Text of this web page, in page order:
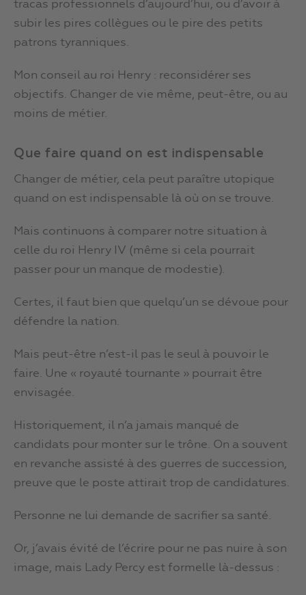
tracas professionnels d’aujourd’hui, ou d’avoir à
subir les pires collègues ou le pire des petits
patrons tyranniques.
Mon conseil au roi Henry : reconsidérer ses
objectifs. Changer de vie même, peut-être, ou au
moins de métier.
Que faire quand on est indispensable
Changer de métier, cela peut paraître utopique
quand on est indispensable là où on se trouve.
Mais continuons à comparer notre situation à
celle du roi Henry IV (même si cela pourrait
passer pour un manque de modestie).
Certes, il faut bien que quelqu’un se dévoue pour
défendre la nation.
Mais peut-être n’est-il pas le seul à pouvoir le
faire. Une « royauté tournante » pourrait être
envisagée.
Historiquement, il n’a jamais manqué de
candidats pour monter sur le trône. On a souvent
en revanche assisté à des guerres de succession,
preuve que le poste attirait trop de candidatures.
Personne ne lui demande de sacrifier sa santé.
Or, j’avais évité de l’écrire pour ne pas nuire à son
image, mais Lady Percy est formelle là-dessus :